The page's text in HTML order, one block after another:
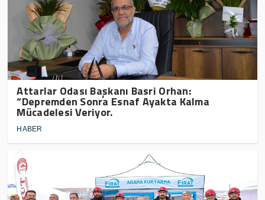
Attarlar Odası Başkanı Basri Orhan:
“Depremden Sonra Esnaf Ayakta Kalma
Mücadelesi Veriyor.
HABER